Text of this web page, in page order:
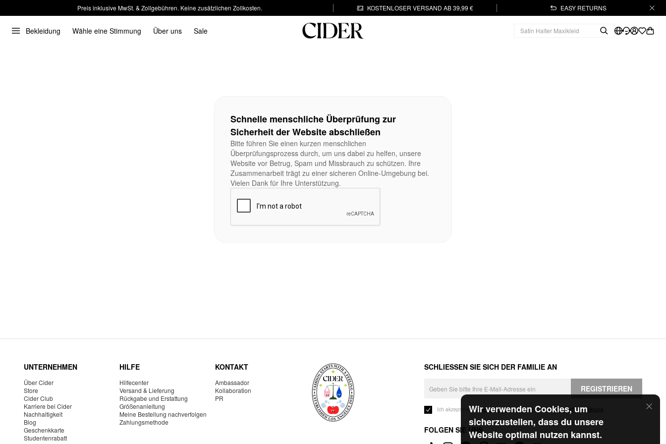
Preis inklusive MwSt. & Zollgebühren. Keine zusätzlichen Zollkosten. KOSTENLOSER VERSAND AB 39,99 € EASY RETURNS
Bekleidung Wähle eine Stimmung Über uns Sale
Wir verwenden Cookies, um
sicherzustellen, dass du unsere
Website optimal nutzen kannst.
Schnelle menschliche Überprüfung zur
Sicherheit der Website abschließen
Bitte führen Sie einen kurzen menschlichen
Überprüfungsprozess durch, um uns dabei zu helfen, unsere
Website vor Betrug, Spam und Missbrauch zu schützen. Ihre
Zusammenarbeit trägt zu einer sicheren Online-Umgebung bei.
Vielen Dank für Ihre Unterstützung.
UNTERNEHMEN
Über Cider
Store
Cider Club
Karriere bei Cider
Nachhaltigkeit
Blog
Geschenkkarte
Studentenrabatt
HILFE
Hilfecenter
Versand & Lieferung
Rückgabe und Erstattung
Größenanleitung
Meine Bestellung nachverfolgen
Zahlungsmethode
KONTAKT
Ambassador
Kollaboration
PR
SCHLIESSEN SIE SICH DER FAMILIE AN
REGISTRIEREN
Ich akzeptiere dieGeschäftsbedingungen und die Datenschutzerklärung
FOLGEN SIE UNS